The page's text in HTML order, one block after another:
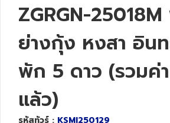
ZGRGN-
ย่างกุ้ง หงสา อิน
พัก 5 ดาว (รวมค่
แล้ว)
รหัสทัวร์ : KSMI250129
ทัวร์สแกนดิเนเวีย
ทัวร์จีน
ทัวร์ฮ่องกง
ภาคตะวันตก
ภาคตะวันออก